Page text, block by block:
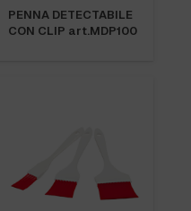
PENNA DETECTABILE
CON CLIP art.MDP100